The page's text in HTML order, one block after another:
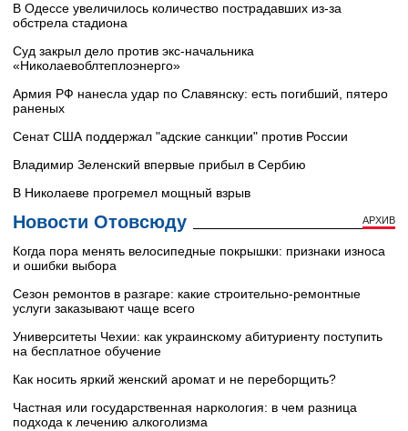
В Одессе увеличилось количество пострадавших из-за
обстрела стадиона
Суд закрыл дело против экс-начальника
«Николаевоблтеплоэнерго»
Армия РФ нанесла удар по Славянску: есть погибший, пятеро
раненых
Сенат США поддержал "адские санкции" против России
Владимир Зеленский впервые прибыл в Сербию
В Николаеве прогремел мощный взрыв
Новости Отовсюду АРХИВ
Когда пора менять велосипедные покрышки: признаки износа
и ошибки выбора
Сезон ремонтов в разгаре: какие строительно-ремонтные
услуги заказывают чаще всего
Университеты Чехии: как украинскому абитуриенту поступить
на бесплатное обучение
Как носить яркий женский аромат и не переборщить?
Частная или государственная наркология: в чем разница
подхода к лечению алкоголизма